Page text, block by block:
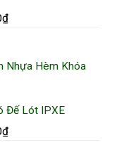
₫Giá
là:
Nhựa Hèm Khóa
Đế Lót IPXE
₫Giá